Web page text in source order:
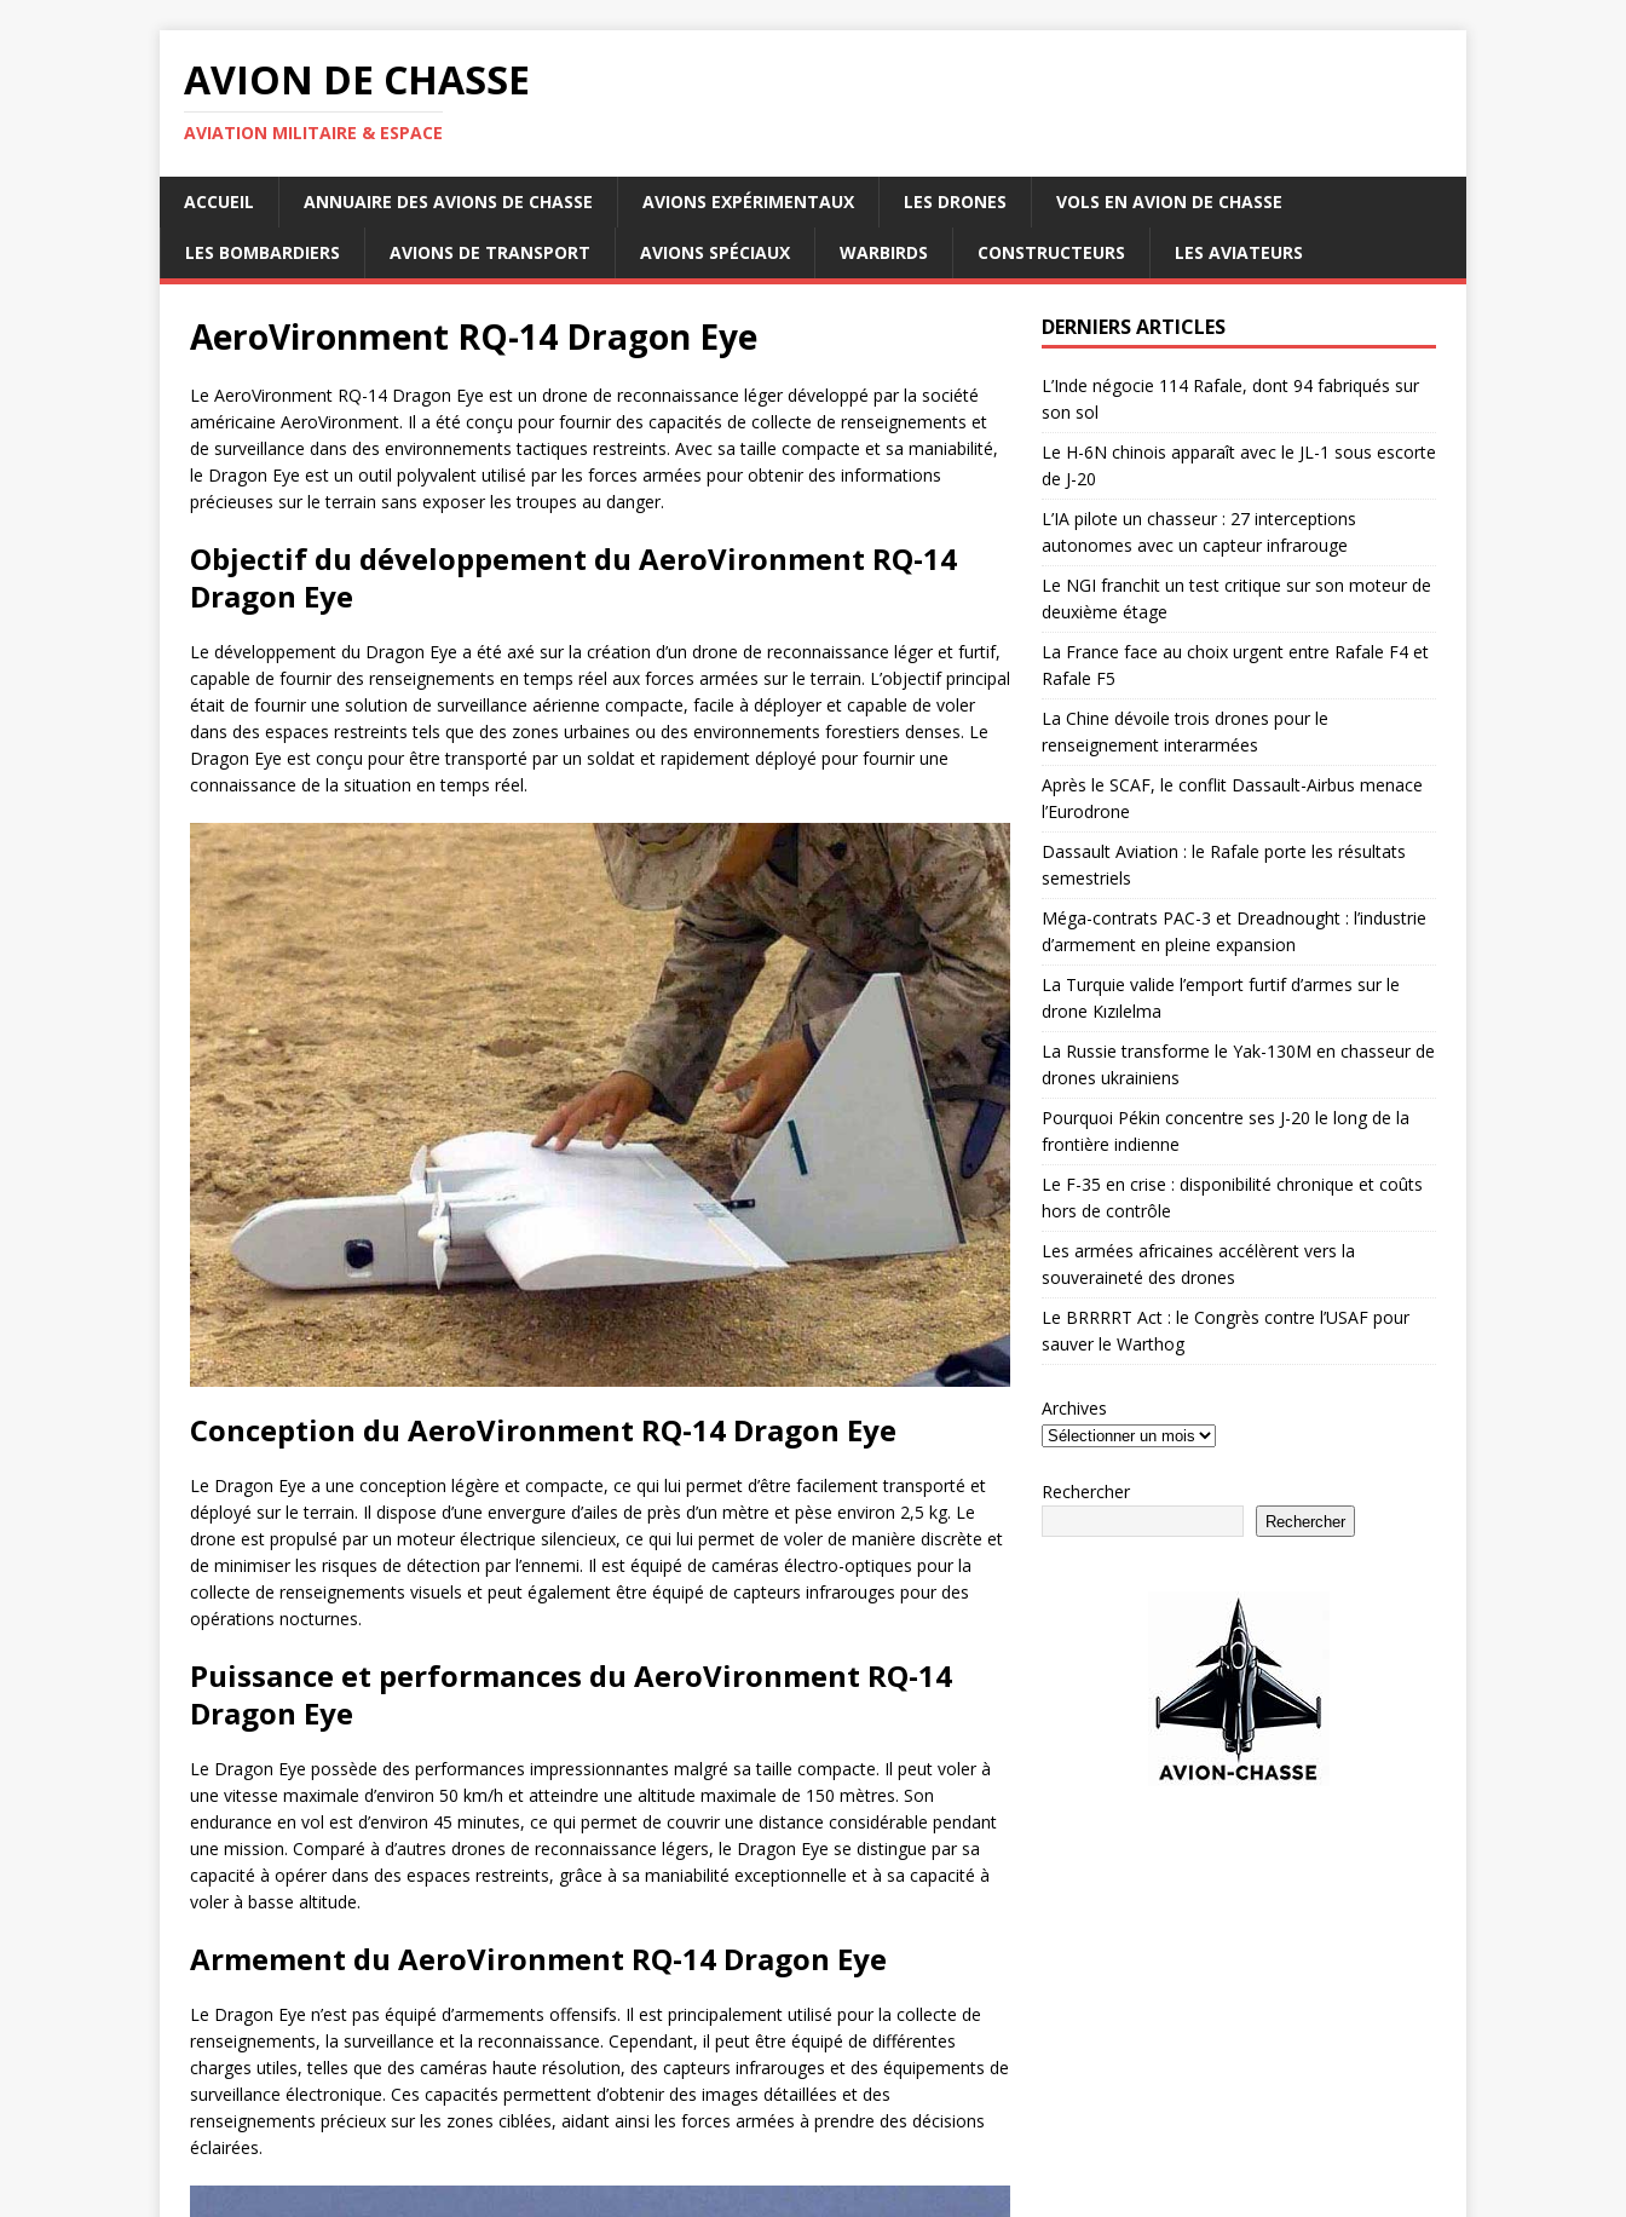
AVION DE CHASSE
AVIATION MILITAIRE & ESPACE
ACCUEIL ANNUAIRE DES AVIONS DE CHASSE AVIONS EXPÉRIMENTAUX LES DRONES VOLS EN AVION DE CHASSE
LES BOMBARDIERS AVIONS DE TRANSPORT AVIONS SPÉCIAUX WARBIRDS CONSTRUCTEURS LES AVIATEURS
AeroVironment RQ-14 Dragon Eye
Le AeroVironment RQ-14 Dragon Eye est un drone de reconnaissance léger développé par la société
américaine AeroVironment. Il a été conçu pour fournir des capacités de collecte de renseignements et
de surveillance dans des environnements tactiques restreints. Avec sa taille compacte et sa maniabilité,
le Dragon Eye est un outil polyvalent utilisé par les forces armées pour obtenir des informations
précieuses sur le terrain sans exposer les troupes au danger.
Objectif du développement du AeroVironment RQ-14
Dragon Eye
Le développement du Dragon Eye a été axé sur la création d’un drone de reconnaissance léger et furtif,
capable de fournir des renseignements en temps réel aux forces armées sur le terrain. L’objectif principal
était de fournir une solution de surveillance aérienne compacte, facile à déployer et capable de voler
dans des espaces restreints tels que des zones urbaines ou des environnements forestiers denses. Le
Dragon Eye est conçu pour être transporté par un soldat et rapidement déployé pour fournir une
connaissance de la situation en temps réel.
Conception du AeroVironment RQ-14 Dragon Eye
Le Dragon Eye a une conception légère et compacte, ce qui lui permet d’être facilement transporté et
déployé sur le terrain. Il dispose d’une envergure d’ailes de près d’un mètre et pèse environ 2,5 kg. Le
drone est propulsé par un moteur électrique silencieux, ce qui lui permet de voler de manière discrète et
de minimiser les risques de détection par l’ennemi. Il est équipé de caméras électro-optiques pour la
collecte de renseignements visuels et peut également être équipé de capteurs infrarouges pour des
opérations nocturnes.
Puissance et performances du AeroVironment RQ-14
Dragon Eye
Le Dragon Eye possède des performances impressionnantes malgré sa taille compacte. Il peut voler à
une vitesse maximale d’environ 50 km/h et atteindre une altitude maximale de 150 mètres. Son
endurance en vol est d’environ 45 minutes, ce qui permet de couvrir une distance considérable pendant
une mission. Comparé à d’autres drones de reconnaissance légers, le Dragon Eye se distingue par sa
capacité à opérer dans des espaces restreints, grâce à sa maniabilité exceptionnelle et à sa capacité à
voler à basse altitude.
Armement du AeroVironment RQ-14 Dragon Eye
Le Dragon Eye n’est pas équipé d’armements offensifs. Il est principalement utilisé pour la collecte de
renseignements, la surveillance et la reconnaissance. Cependant, il peut être équipé de différentes
charges utiles, telles que des caméras haute résolution, des capteurs infrarouges et des équipements de
surveillance électronique. Ces capacités permettent d’obtenir des images détaillées et des
renseignements précieux sur les zones ciblées, aidant ainsi les forces armées à prendre des décisions
éclairées.
DERNIERS ARTICLES
L’Inde négocie 114 Rafale, dont 94 fabriqués sur
son sol
Le H-6N chinois apparaît avec le JL-1 sous escorte
de J-20
L’IA pilote un chasseur : 27 interceptions
autonomes avec un capteur infrarouge
Le NGI franchit un test critique sur son moteur de
deuxième étage
La France face au choix urgent entre Rafale F4 et
Rafale F5
La Chine dévoile trois drones pour le
renseignement interarmées
Après le SCAF, le conflit Dassault-Airbus menace
l’Eurodrone
Dassault Aviation : le Rafale porte les résultats
semestriels
Méga-contrats PAC-3 et Dreadnought : l’industrie
d’armement en pleine expansion
La Turquie valide l’emport furtif d’armes sur le
drone Kızılelma
La Russie transforme le Yak-130M en chasseur de
drones ukrainiens
Pourquoi Pékin concentre ses J-20 le long de la
frontière indienne
Le F-35 en crise : disponibilité chronique et coûts
hors de contrôle
Les armées africaines accélèrent vers la
souveraineté des drones
Le BRRRRT Act : le Congrès contre l’USAF pour
sauver le Warthog
Archives
Rechercher
Rechercher